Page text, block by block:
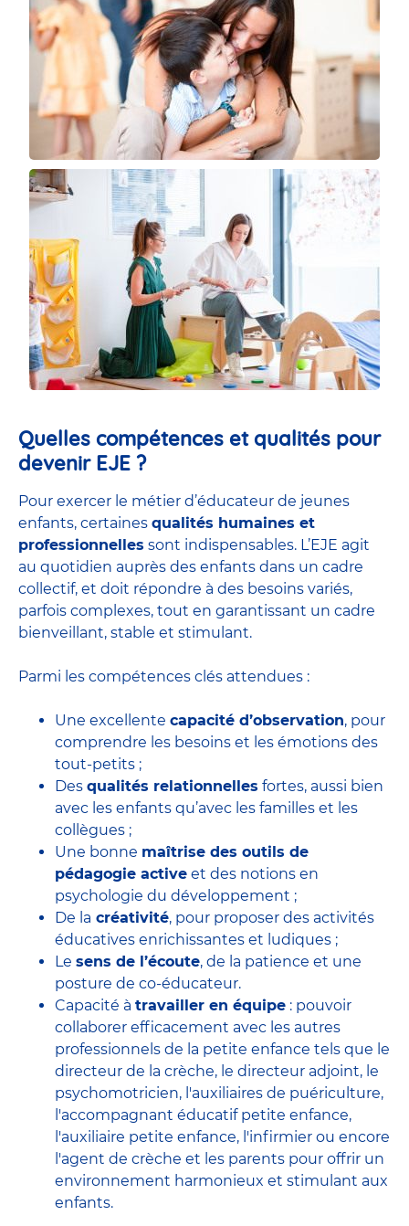
Quelles compétences et qualités pour
devenir EJE ?
Pour exercer le métier d’éducateur de jeunes
enfants, certaines qualités humaines et
professionnelles sont indispensables. L’EJE agit
au quotidien auprès des enfants dans un cadre
collectif, et doit répondre à des besoins variés,
parfois complexes, tout en garantissant un cadre
bienveillant, stable et stimulant.
Parmi les compétences clés attendues :
Une excellente capacité d’observation, pour
comprendre les besoins et les émotions des
tout-petits ;
Des qualités relationnelles fortes, aussi bien
avec les enfants qu’avec les familles et les
collègues ;
Une bonne maîtrise des outils de
pédagogie active et des notions en
psychologie du développement ;
De la créativité, pour proposer des activités
éducatives enrichissantes et ludiques ;
Le sens de l’écoute, de la patience et une
posture de co-éducateur.
Capacité à travailler en équipe : pouvoir
collaborer efficacement avec les autres
professionnels de la petite enfance tels que le
directeur de la crèche, le directeur adjoint, le
psychomotricien, l'auxiliaires de puériculture,
l'accompagnant éducatif petite enfance,
l'auxiliaire petite enfance, l'infirmier ou encore
l'agent de crèche et les parents pour offrir un
environnement harmonieux et stimulant aux
enfants.